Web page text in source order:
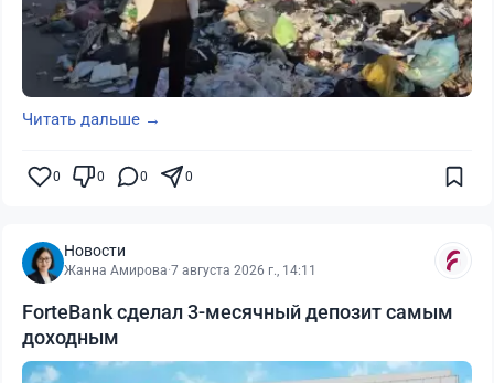
Читать дальше →
0 0 0 0
Новости
Жанна Амирова·7 августа 2026 г., 14:11
ForteBank сделал 3-месячный депозит самым
доходным